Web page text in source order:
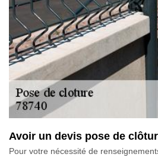
Avoir un devis pose de
Pour votre nécessité de